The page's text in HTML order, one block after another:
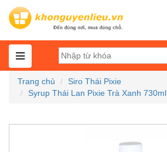
Trang chủ
Siro Thái Pixie
Syrup Thái Lan Pixie Trà Xanh 730ml